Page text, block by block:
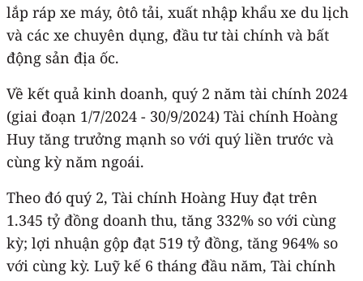
lắp ráp xe máy, ôtô tải, xuất nhập khẩu xe du lịch
và các xe chuyên dụng, đầu tư tài chính và bất
động sản địa ốc.
Về kết quả kinh doanh, quý 2 năm tài chính 2024
(giai đoạn 1/7/2024 - 30/9/2024) Tài chính Hoàng
Huy tăng trưởng mạnh so với quý liền trước và
cùng kỳ năm ngoái.
Theo đó quý 2, Tài chính Hoàng Huy đạt trên
1.345 tỷ đồng doanh thu, tăng 332% so với cùng
kỳ; lợi nhuận gộp đạt 519 tỷ đồng, tăng 964% so
với cùng kỳ. Luỹ kế 6 tháng đầu năm, Tài chính